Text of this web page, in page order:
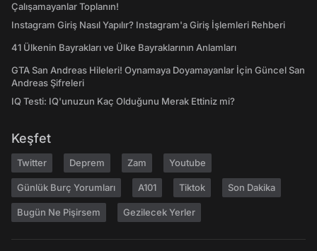
Çalışamayanlar Toplanın!
Instagram Giriş Nasıl Yapılır? Instagram'a Giriş İşlemleri Rehberi
41 Ülkenin Bayrakları ve Ülke Bayraklarının Anlamları
GTA San Andreas Hileleri! Oynamaya Doyamayanlar İçin Güncel San
Andreas Şifreleri
IQ Testi: IQ'unuzun Kaç Olduğunu Merak Ettiniz mi?
Keşfet
Twitter Deprem Zam Youtube
Günlük Burç Yorumları A101 Tiktok Son Dakika
Bugün Ne Pişirsem Gezilecek Yerler